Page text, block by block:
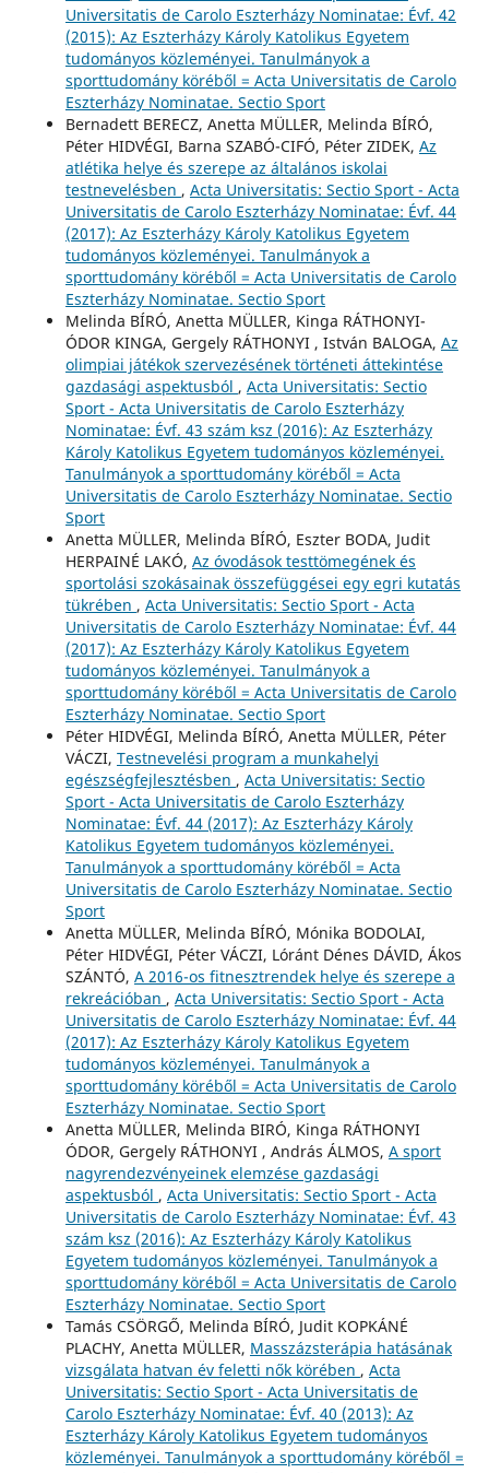
Universitatis de Carolo Eszterházy Nominatae: Évf. 42
(2015): Az Eszterházy Károly Katolikus Egyetem
tudományos közleményei. Tanulmányok a
sporttudomány köréből = Acta Universitatis de Carolo
Eszterházy Nominatae. Sectio Sport
Bernadett BERECZ, Anetta MÜLLER, Melinda BÍRÓ,
Péter HIDVÉGI, Barna SZABÓ-CIFÓ, Péter ZIDEK, Az
atlétika helye és szerepe az általános iskolai
testnevelésben , Acta Universitatis: Sectio Sport - Acta
Universitatis de Carolo Eszterházy Nominatae: Évf. 44
(2017): Az Eszterházy Károly Katolikus Egyetem
tudományos közleményei. Tanulmányok a
sporttudomány köréből = Acta Universitatis de Carolo
Eszterházy Nominatae. Sectio Sport
Melinda BÍRÓ, Anetta MÜLLER, Kinga RÁTHONYI-
ÓDOR KINGA, Gergely RÁTHONYI , István BALOGA, Az
olimpiai játékok szervezésének történeti áttekintése
gazdasági aspektusból , Acta Universitatis: Sectio
Sport - Acta Universitatis de Carolo Eszterházy
Nominatae: Évf. 43 szám ksz (2016): Az Eszterházy
Károly Katolikus Egyetem tudományos közleményei.
Tanulmányok a sporttudomány köréből = Acta
Universitatis de Carolo Eszterházy Nominatae. Sectio
Sport
Anetta MÜLLER, Melinda BÍRÓ, Eszter BODA, Judit
HERPAINÉ LAKÓ, Az óvodások testtömegének és
sportolási szokásainak összefüggései egy egri kutatás
tükrében , Acta Universitatis: Sectio Sport - Acta
Universitatis de Carolo Eszterházy Nominatae: Évf. 44
(2017): Az Eszterházy Károly Katolikus Egyetem
tudományos közleményei. Tanulmányok a
sporttudomány köréből = Acta Universitatis de Carolo
Eszterházy Nominatae. Sectio Sport
Péter HIDVÉGI, Melinda BÍRÓ, Anetta MÜLLER, Péter
VÁCZI, Testnevelési program a munkahelyi
egészségfejlesztésben , Acta Universitatis: Sectio
Sport - Acta Universitatis de Carolo Eszterházy
Nominatae: Évf. 44 (2017): Az Eszterházy Károly
Katolikus Egyetem tudományos közleményei.
Tanulmányok a sporttudomány köréből = Acta
Universitatis de Carolo Eszterházy Nominatae. Sectio
Sport
Anetta MÜLLER, Melinda BÍRÓ, Mónika BODOLAI,
Péter HIDVÉGI, Péter VÁCZI, Lóránt Dénes DÁVID, Ákos
SZÁNTÓ, A 2016-os fitnesztrendek helye és szerepe a
rekreációban , Acta Universitatis: Sectio Sport - Acta
Universitatis de Carolo Eszterházy Nominatae: Évf. 44
(2017): Az Eszterházy Károly Katolikus Egyetem
tudományos közleményei. Tanulmányok a
sporttudomány köréből = Acta Universitatis de Carolo
Eszterházy Nominatae. Sectio Sport
Anetta MÜLLER, Melinda BIRÓ, Kinga RÁTHONYI
ÓDOR, Gergely RÁTHONYI , András ÁLMOS, A sport
nagyrendezvényeinek elemzése gazdasági
aspektusból , Acta Universitatis: Sectio Sport - Acta
Universitatis de Carolo Eszterházy Nominatae: Évf. 43
szám ksz (2016): Az Eszterházy Károly Katolikus
Egyetem tudományos közleményei. Tanulmányok a
sporttudomány köréből = Acta Universitatis de Carolo
Eszterházy Nominatae. Sectio Sport
Tamás CSÖRGŐ, Melinda BÍRÓ, Judit KOPKÁNÉ
PLACHY, Anetta MÜLLER, Masszázsterápia hatásának
vizsgálata hatvan év feletti nők körében , Acta
Universitatis: Sectio Sport - Acta Universitatis de
Carolo Eszterházy Nominatae: Évf. 40 (2013): Az
Eszterházy Károly Katolikus Egyetem tudományos
közleményei. Tanulmányok a sporttudomány köréből =